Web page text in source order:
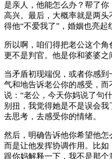
是亲人，他能怎么办？帮了
高兴。最后，大概率就是两
得他“不爱我了”，婚姻也亮起
所以啊，咱们得把老公这个角
更不是判官。他是你和婆婆之
当矛盾初现端倪，或者你感
气和地告诉老公你的感受，
说：“老公，今天你妈说了句
别扭，我觉得她是不是误会
去思考，去感受你的情绪。
然后，明确告诉他你希望他怎
而是让他发挥协调作用。比
跟你妈解释一下，我不是那个